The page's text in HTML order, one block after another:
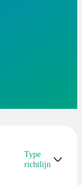
Type
richtlijn